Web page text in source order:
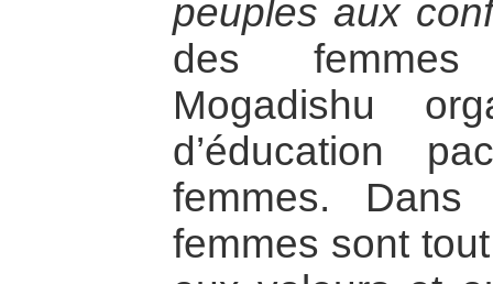
peuples aux
des
Mogadishu
d’éducation
femmes.
femmes sont